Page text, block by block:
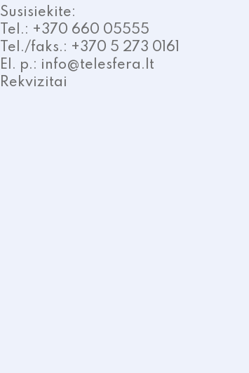
Susisiekite:
Tel.: +370 660 05555
Tel./faks.: +370 5 273 0161
El. p.: info@telesfera.lt
Rekvizitai